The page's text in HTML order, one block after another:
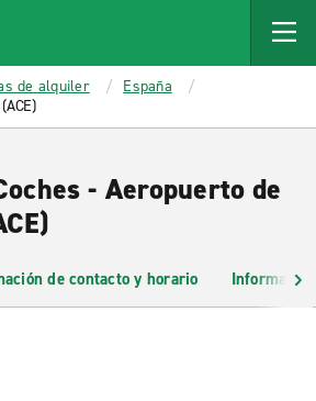
de alquiler
España
- Aeropuerto de
de contacto y horario